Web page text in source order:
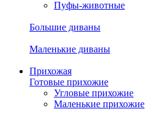
Пуфы-животные
Большие диваны
Маленькие диваны
Прихожая
Готовые прихожие
Угловые прихожие
Маленькие прихожие